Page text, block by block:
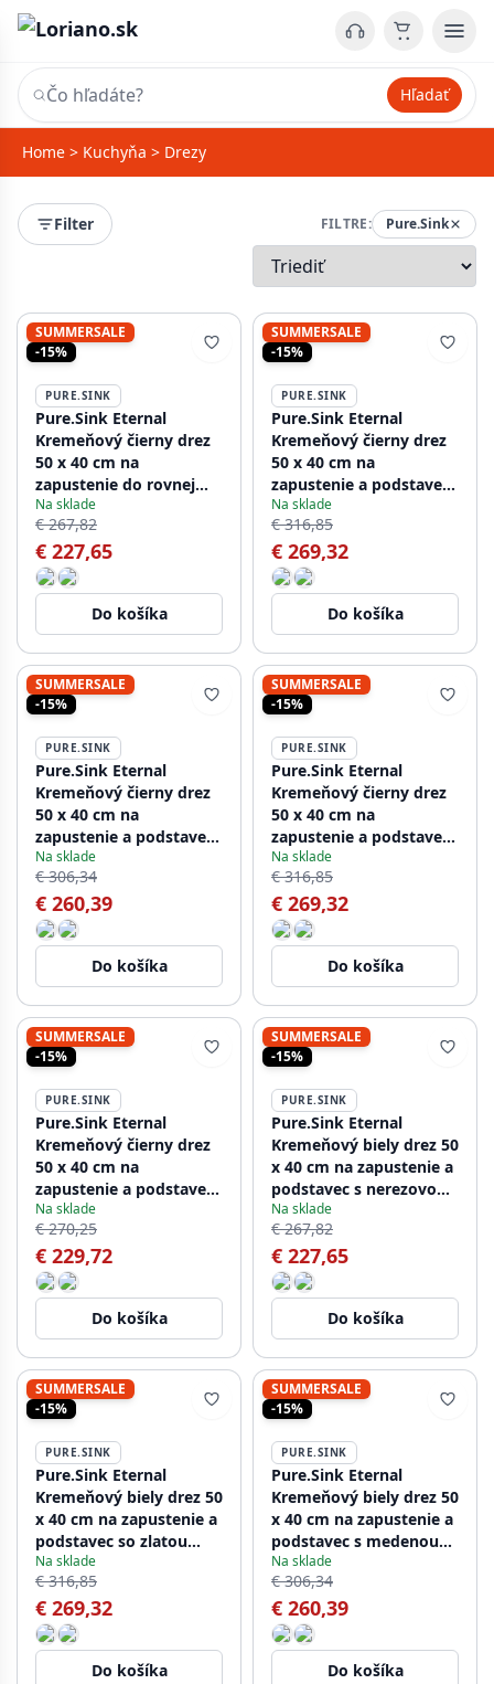
Hľadať
Home > Kuchyňa > Drezy
Filter FILTRE: Pure.Sink
SUMMERSALE
-15%
PURE.SINK
Pure.Sink Eternal
Kremeňový čierny drez
50 x 40 cm na
zapustenie do rovnej
dosky a pod dosku s
nerezovou zátkou
Na sklade
€ 267,82
€ 227,65
Do košíka
SUMMERSALE
-15%
PURE.SINK
Pure.Sink Eternal
Kremeňový čierny drez
50 x 40 cm na
zapustenie a podstavec
so zlatou zátkou
Na sklade
€ 316,85
€ 269,32
Do košíka
SUMMERSALE
-15%
PURE.SINK
Pure.Sink Eternal
Kremeňový čierny drez
50 x 40 cm na
zapustenie a podstavec
s medenou zátkou
Na sklade
€ 306,34
€ 260,39
Do košíka
SUMMERSALE
-15%
PURE.SINK
Pure.Sink Eternal
Kremeňový čierny drez
50 x 40 cm na
zapustenie a podstavec
s odtokovou zátkou v
odtieni gun metal
Na sklade
€ 316,85
€ 269,32
Do košíka
SUMMERSALE
-15%
PURE.SINK
Pure.Sink Eternal
Kremeňový čierny drez
50 x 40 cm na
zapustenie a podstavec
s čiernou zátkou
Na sklade
€ 270,25
€ 229,72
Do košíka
SUMMERSALE
-15%
PURE.SINK
Pure.Sink Eternal
Kremeňový biely drez 50
x 40 cm na zapustenie a
podstavec s nerezovou
zátkou
Na sklade
€ 267,82
€ 227,65
Do košíka
SUMMERSALE
-15%
PURE.SINK
Pure.Sink Eternal
Kremeňový biely drez 50
x 40 cm na zapustenie a
podstavec so zlatou
zátkou
Na sklade
€ 316,85
€ 269,32
Do košíka
SUMMERSALE
-15%
PURE.SINK
Pure.Sink Eternal
Kremeňový biely drez 50
x 40 cm na zapustenie a
podstavec s medenou
zátkou
Na sklade
€ 306,34
€ 260,39
Do košíka